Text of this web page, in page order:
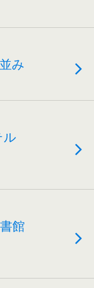
み
ル
館